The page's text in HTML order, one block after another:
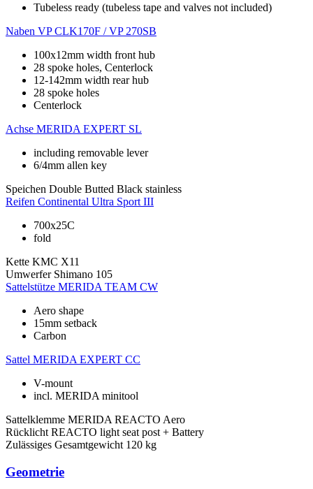
Tubeless ready (tubeless tape and valves not included)
Naben VP CLK170F / VP 270SB
100x12mm width front hub
28 spoke holes, Centerlock
12-142mm width rear hub
28 spoke holes
Centerlock
Achse MERIDA EXPERT SL
including removable lever
6/4mm allen key
Speichen Double Butted Black stainless
Reifen Continental Ultra Sport III
700x25C
fold
Kette KMC X11
Umwerfer Shimano 105
Sattelstütze MERIDA TEAM CW
Aero shape
15mm setback
Carbon
Sattel MERIDA EXPERT CC
V-mount
incl. MERIDA minitool
Sattelklemme MERIDA REACTO Aero
Rücklicht REACTO light seat post + Battery
Zulässiges Gesamtgewicht 120 kg
Geometrie